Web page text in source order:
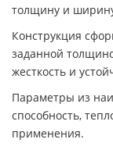
толщину и
Конструкция
заданной
жесткость и
Параметры из
способность,
применения.